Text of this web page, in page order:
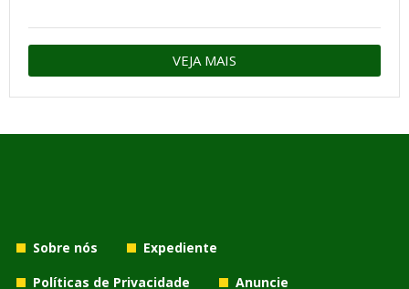
VEJA MAIS
Sobre nós
Expediente
Políticas de Privacidade
Anuncie